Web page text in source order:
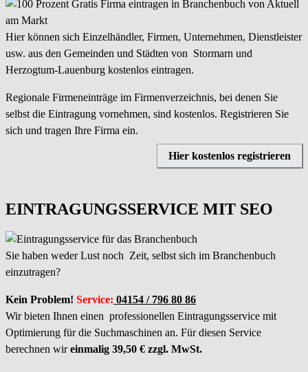
Hier können sich Einzelhändler, Firmen, Unternehmen, Dienstleister
usw. aus den Gemeinden und Städten von Stormarn und
Herzogtum-Lauenburg kostenlos eintragen.
Regionale Firmeneinträge im Firmenverzeichnis, bei denen Sie
selbst die Eintragung vornehmen, sind kostenlos. Registrieren Sie
sich und tragen Ihre Firma ein.
Hier kostenlos registrieren
EINTRAGUNGSSERVICE MIT SEO
Sie haben weder Lust noch Zeit, selbst sich im Branchenbuch
einzutragen?
Kein Problem! Service: 04154 / 796 80 86
Wir bieten Ihnen einen professionellen Eintragungsservice mit
Optimierung für die Suchmaschinen an. Für diesen Service
berechnen wireinmalig 39,50 € zzgl. MwSt.